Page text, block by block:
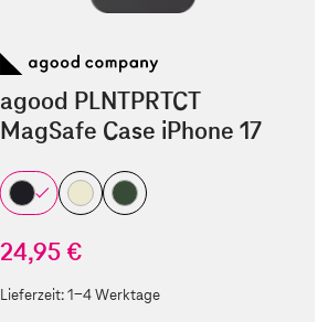
agood PLNTPRTCT
MagSafe Case iPhone 17
24,95 €
Lieferzeit:1-4 Werktage